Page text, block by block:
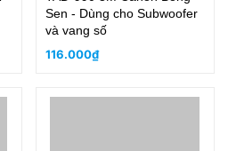
Sen - Dùng cho Subwoofer
và vang số
116.000₫